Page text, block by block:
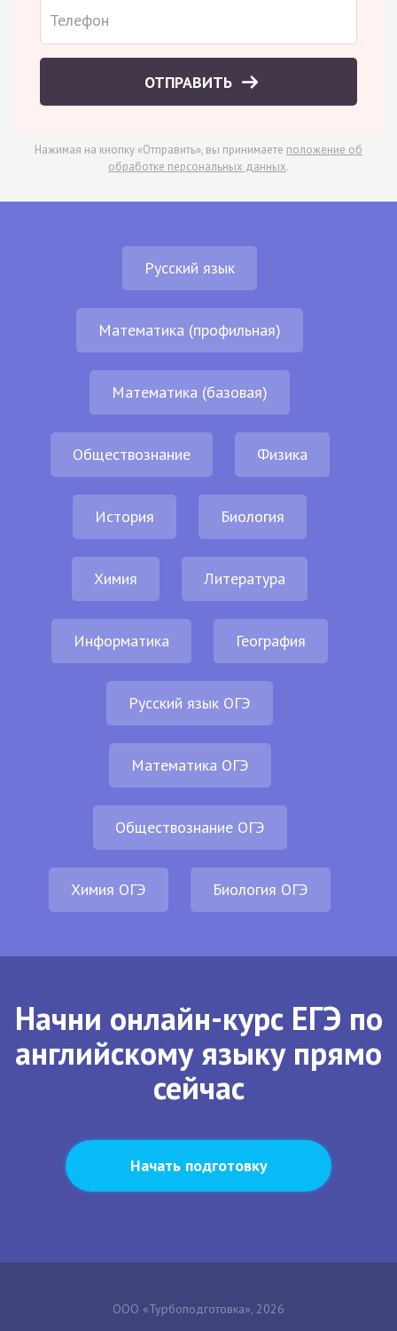
ОТПРАВИТЬ
Нажимая на кнопку «Отправить», вы принимаете положение об
обработке персональных данных.
Русский язык
Математика (профильная)
Математика (базовая)
Обществознание Физика
История Биология
Химия Литература
Информатика География
Русский язык ОГЭ
Математика ОГЭ
Обществознание ОГЭ
Химия ОГЭ Биология ОГЭ
Начни онлайн-курс ЕГЭ по
английскому языку прямо
сейчас
Начать подготовку
ООО «Турбоподготовка», 2026